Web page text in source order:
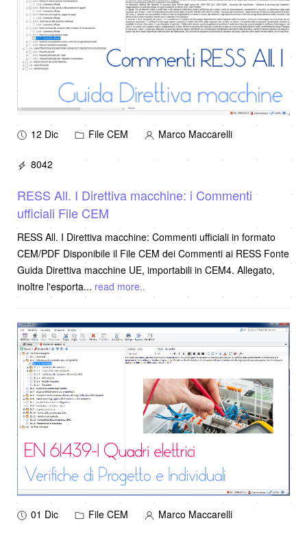
12 Dic File CEM Marco Maccarelli
8042
RESS All. I Direttiva macchine: i Commenti
ufficiali File CEM
RESS All. I Direttiva macchine: Commenti ufficiali in formato
CEM/PDF Disponibile il File CEM dei Commenti ai RESS Fonte
Guida Direttiva macchine UE, importabili in CEM4. Allegato,
inoltre l'esporta... read more..
01 Dic File CEM Marco Maccarelli